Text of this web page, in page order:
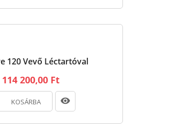
120 Vevő Léctartóval
114 200,00 Ft
KOSÁRBA